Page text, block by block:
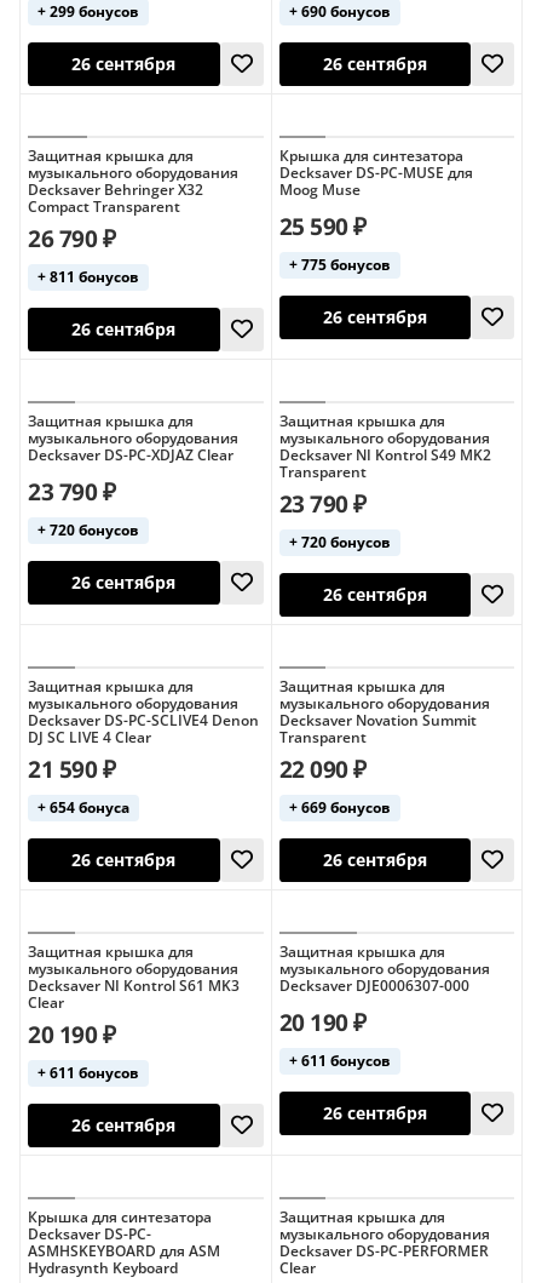
26 сентября
26 сентября
+ 299 бонусов + 690 бонусов
Защитная крышка для
музыкального оборудования
Decksaver Behringer X32
Compact Transparent
26 790 ₽
+ 811 бонусов
Крышка для синтезатора
Decksaver DS-PC-MUSE для
Moog Muse
25 590 ₽
+ 775 бонусов
Защитная крышка для
музыкального оборудования
Decksaver DS-PC-XDJAZ Clear
23 790 ₽
+ 720 бонусов
26 сентября
Защитная крышка для
музыкального оборудования
Decksaver NI Kontrol S49 MK2
Transparent
23 790 ₽
+ 720 бонусов
26 сентября
Защитная крышка для
музыкального оборудования
Decksaver DS-PC-SCLIVE4 Denon
DJ SC LIVE 4 Clear
21 590 ₽
+ 654 бонуса
26 сентября
Защитная крышка для
музыкального оборудования
Decksaver Novation Summit
Transparent
22 090 ₽
+ 669 бонусов
26 сентября
Защитная крышка для
музыкального оборудования
Decksaver NI Kontrol S61 MK3
Clear
20 190 ₽
+ 611 бонусов
Защитная крышка для
музыкального оборудования
Decksaver DJE0006307-000
20 190 ₽
+ 611 бонусов
Крышка для синтезатора
Decksaver DS-PC-
ASMHSKEYBOARD для ASM
Hydrasynth Keyboard
Защитная крышка для
музыкального оборудования
Decksaver DS-PC-PERFORMER
Clear